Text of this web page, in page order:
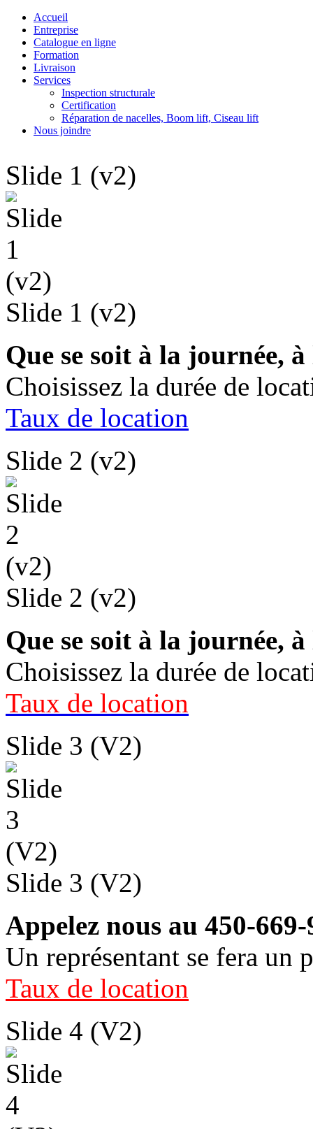
Accueil
Entreprise
Catalogue en ligne
Formation
Livraison
Services
Inspection structurale
Certification
Réparation de nacelles, Boom lift, Ciseau lift
Nous joindre
Slide 1 (v2)
Slide 1 (v2)
Que se soit à la journée,
Choisissez la durée de
Taux de location
Slide 2 (v2)
Slide 2 (v2)
Que se soit à la journée,
Choisissez la durée de
Taux de location
Slide 3 (V2)
Slide 3 (V2)
Appelez nous au 450-669-
Un représentant se fera un
Taux de location
Slide 4 (V2)